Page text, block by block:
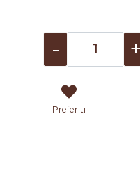
Preferiti